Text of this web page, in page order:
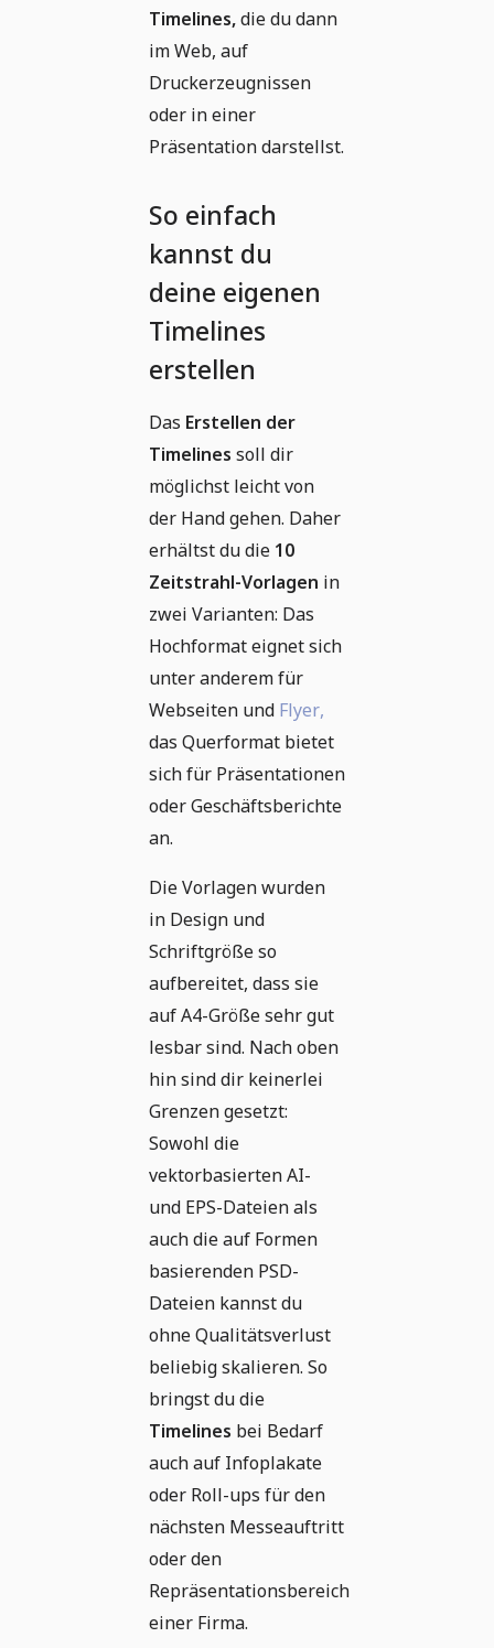
Timelines,die du dann
im Web, auf
Druckerzeugnissen
oder in einer
Präsentation darstellst.
So einfach
kannst du
deine eigenen
Timelines
erstellen
Das Erstellen der
Timelines soll dir
möglichst leicht von
der Hand gehen. Daher
erhältst du die 10
Zeitstrahl-Vorlagen in
zwei Varianten: Das
Hochformat eignet sich
unter anderem für
Webseiten und Flyer,
das Querformat bietet
sich für Präsentationen
oder Geschäftsberichte
an.
Die Vorlagen wurden
in Design und
Schriftgröße so
aufbereitet, dass sie
auf A4-Größe sehr gut
lesbar sind. Nach oben
hin sind dir keinerlei
Grenzen gesetzt:
Sowohl die
vektorbasierten AI-
und EPS-Dateien als
auch die auf Formen
basierenden PSD-
Dateien kannst du
ohne Qualitätsverlust
beliebig skalieren. So
bringst du die
Timelines bei Bedarf
auch auf Infoplakate
oder Roll-ups für den
nächsten Messeauftritt
oder den
Repräsentationsbereich
einer Firma.